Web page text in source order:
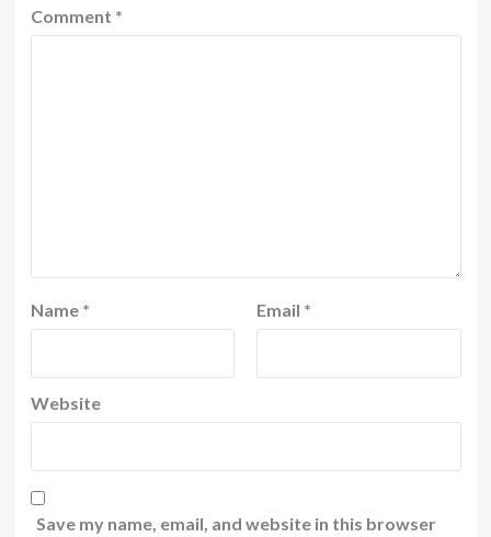
Comment *
Name * Email *
Website
Save my name, email, and website in this browser